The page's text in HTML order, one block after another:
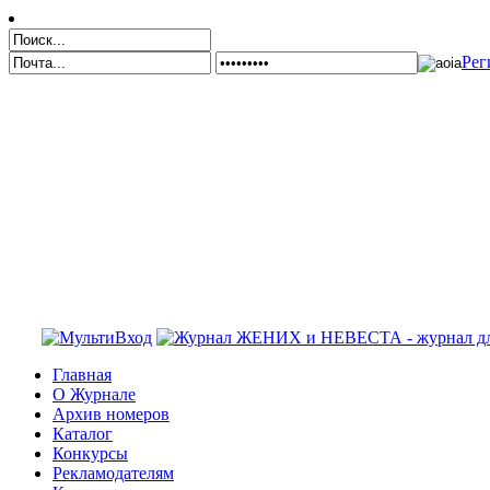
Главная
О Журнале
Архив номеров
Каталог
Конкурсы
Рекламодателям